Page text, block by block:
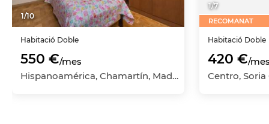
1/10
Habitació Doble
550 €/mes
Hispanoamérica, Chamartín, Madrid Capital, Madrid
1/7
RECOMANAT
Habitació Doble
420 €/
Centro, Soria